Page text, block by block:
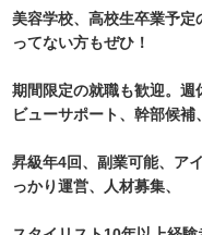
美容学校、高校生卒業予定
ってない方もぜひ！
期間限定の就職も歓迎。
ビューサポート、幹部候補、
昇級年4回、副業可能、ア
っかり運営、人材募集、